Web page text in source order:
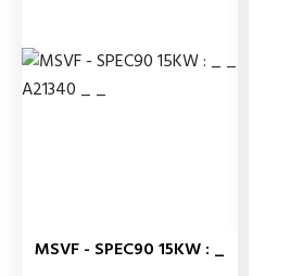
MSVF - SPEC90 15KW : _